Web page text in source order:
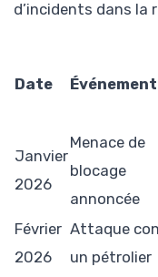
d’incidents dans la
Date Événement
Janvier
2026
Menace de
blocage
annoncée
Février
2026
Attaque
un pétrolier